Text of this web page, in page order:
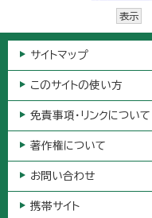
表示
サイトマップ
このサイトの使い方
免責事項・リンクについて
著作権について
お問い合わせ
携帯サイト